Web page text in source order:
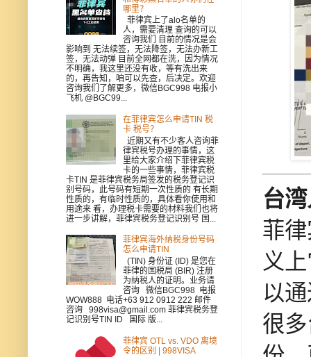
台
菲
义
以
很
哪里？
菲律宾上了alo名单的
人，需要清理 查询的可以
咨询我们 目前的情况是会
影响到 无法续签，无法降签，无法办新工
签，无法动弹 目前全网都在洗，因为情况
不明确，我这里还没有收，等有洗出来
的，再告知，咱可以先查，后决定。欢迎
咨询我们了解更多，微信BGC998 电报小
飞机 @BGC99...
在菲律宾怎么申请TIN 税
卡 税号？
近期又有不少客人咨询菲
律宾税号办理的事情，这
里给大家介绍下菲律宾税
卡的一些事情，菲律宾税
卡TIN 是菲律宾税务局签发的税务登记识
别号码，此号码有短期一次性质的 有长期
性质的，有临时性质的，具体看你使用和
用途来 看，办理税卡需要的材料我们也将
进一步讲解，菲律宾税务登记识别号 国...
菲律宾海外纳税身份号码
怎么申请TIN
(TIN) 身份证 (ID) 是您在
菲律的国税局 (BIR) 注册
为纳税人的证明。业务请
咨询 微信BGC998 电报
WOW888 电话+63 912 0912 222 邮件
咨询 998visa@gmail.com 菲律宾税务登
记识别号TIN ID 国际 版...
菲律宾 OTL vs. VDO 离境
令的区别 | 998VISA